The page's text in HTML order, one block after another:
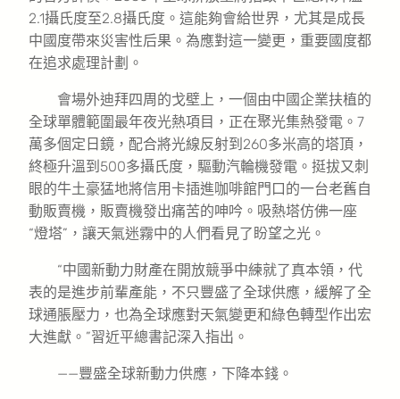
2.1攝氏度至2.8攝氏度。這能夠會給世界，尤其是成長
中國度帶來災害性后果。為應對這一變更，重要國度都
在追求處理計劃。
會場外迪拜四周的戈壁上，一個由中國企業扶植的
全球單體範圍最年夜光熱項目，正在聚光集熱發電。7
萬多個定日鏡，配合將光線反射到260多米高的塔頂，
終極升溫到500多攝氏度，驅動汽輪機發電。挺拔又刺
眼的牛土豪猛地將信用卡插進咖啡館門口的一台老舊自
動販賣機，販賣機發出痛苦的呻吟。吸熱塔仿佛一座
“燈塔”，讓天氣迷霧中的人們看見了盼望之光。
“中國新動力財產在開放競爭中練就了真本領，代
表的是進步前輩產能，不只豐盛了全球供應，緩解了全
球通脹壓力，也為全球應對天氣變更和綠色轉型作出宏
大進獻。”習近平總書記深入指出。
——豐盛全球新動力供應，下降本錢。